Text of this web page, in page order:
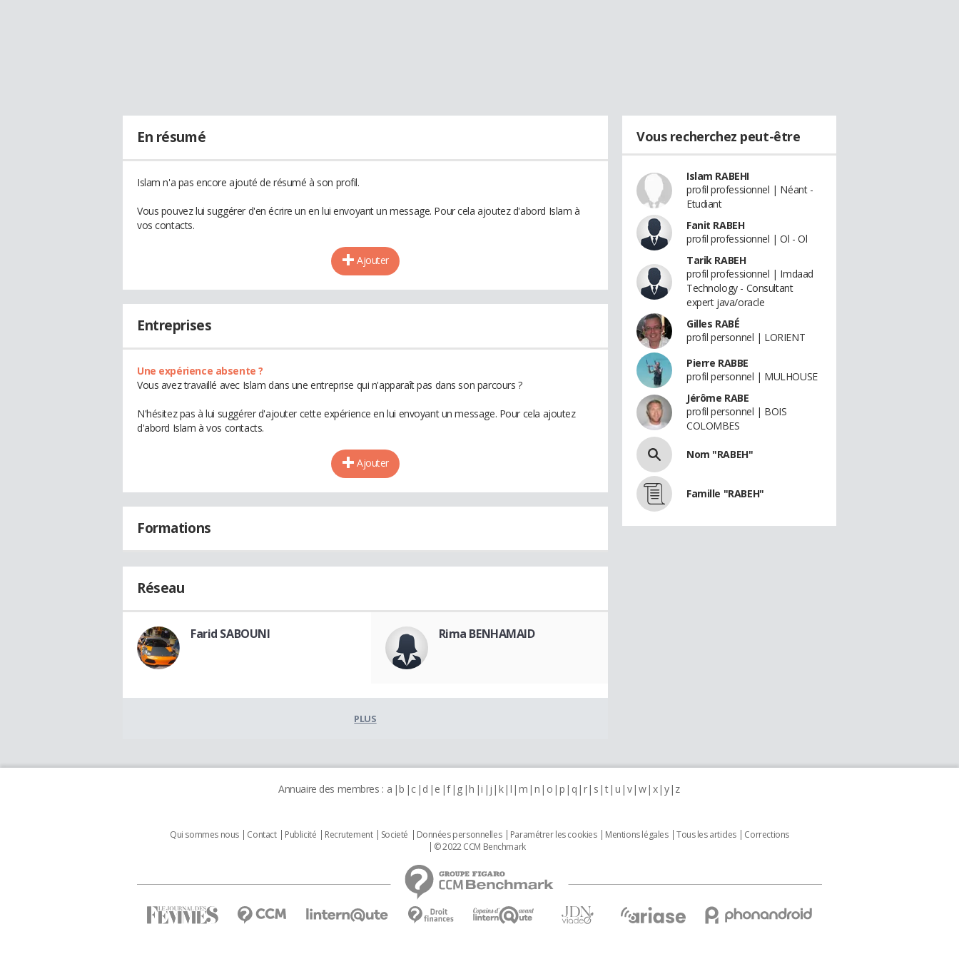
En résumé
Islam n'a pas encore ajouté de résumé à son profil.
Vous pouvez lui suggérer d'en écrire un en lui envoyant un message. Pour cela ajoutez d'abord Islam à
vos contacts.
Ajouter
Entreprises
Une expérience absente ?
Vous avez travaillé avec Islam dans une entreprise qui n'apparaît pas dans son parcours ?
N'hésitez pas à lui suggérer d'ajouter cette expérience en lui envoyant un message. Pour cela ajoutez
d'abord Islam à vos contacts.
Ajouter
Formations
Réseau
Farid SABOUNI Rima BENHAMAID
PLUS
Vous recherchez peut-être
Islam RABEHI
profil professionnel | Néant -
Etudiant
Fanit RABEH
profil professionnel | Ol - Ol
Tarik RABEH
profil professionnel | Imdaad
Technology - Consultant
expert java/oracle
Gilles RABÉ
profil personnel | LORIENT
Pierre RABBE
profil personnel | MULHOUSE
Jérôme RABE
profil personnel | BOIS
COLOMBES
Nom "RABEH"
Famille "RABEH"
Annuaire des membres : a b c d e f g h i j k l m n o p q r s t u v w x y z
Qui sommes nous Contact Publicité Recrutement Societé Données personnelles Paramétrer les cookies Mentions légales Tous les articles
Corrections
© 2022 CCM Benchmark